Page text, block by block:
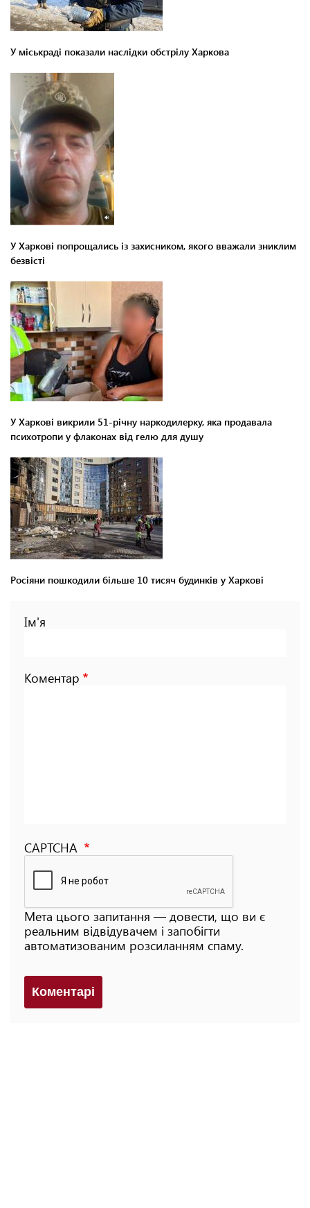
У міськраді показали наслідки обстрілу Харкова
У Харкові попрощались із захисником, якого вважали зниклим
безвісті
У Харкові викрили 51-річну наркодилерку, яка продавала
психотропи у флаконах від гелю для душу
Росіяни пошкодили більше 10 тисяч будинків у Харкові
Ім'я
Коментар
CAPTCHA
Мета цього запитання — довести, що ви є
реальним відвідувачем і запобігти
автоматизованим розсиланням спаму.
Коментарi